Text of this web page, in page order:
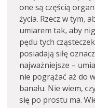
one są częścią
życia. Rzecz w tym,
umiarem tak, aby
pędu tych
posiadają siłę
najważniejsze –
nie pogrążać aż do
banału. Nie wiem,
się po prostu ma.